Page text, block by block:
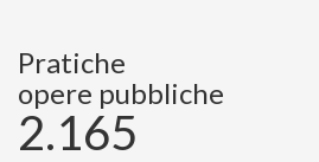
Pratiche
opere pubbliche
2.165